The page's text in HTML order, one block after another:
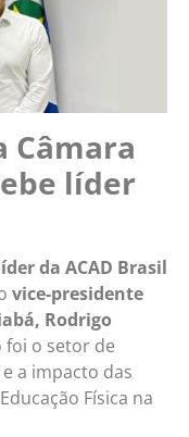
Câmara
líder
da ACAD Brasil
vice-presidente
Rodrigo
foi o setor de
a impacto das
Física na